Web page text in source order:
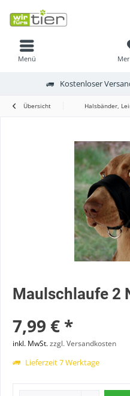
Menü
Kostenloser
Übersicht Halsbänder,
Maulschlaufe 2
7,99 € *
inkl. MwSt.zzgl. Versandkosten
Lieferzeit 7 Werktage